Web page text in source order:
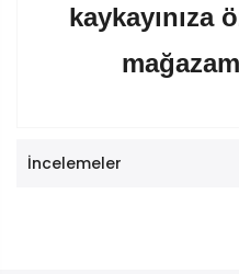
kaykayınıza
İncelemeler